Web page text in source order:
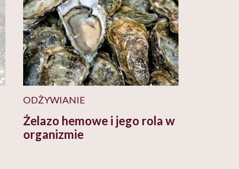
ODŻYWIANIE
Żelazo hemowe i jego rola w
organizmie